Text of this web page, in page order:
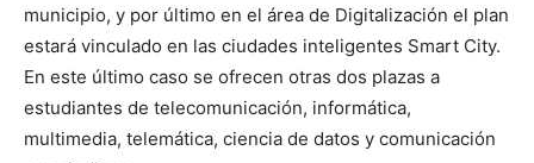
municipio, y por último en el área de Digitalización el plan
estará vinculado en las ciudades inteligentes Smart City.
En este último caso se ofrecen otras dos plazas a
estudiantes de telecomunicación, informática,
multimedia, telemática, ciencia de datos y comunicación